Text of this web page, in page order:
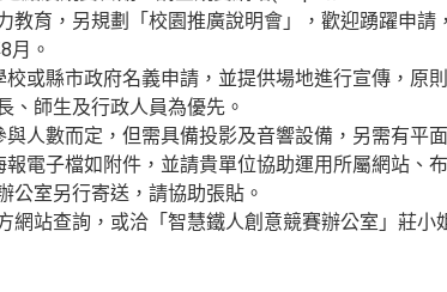
教育，另規劃「校園推廣說明會」，歡迎踴躍申請
月。
或縣市政府名義申請，並提供場地進行宣傳，原
、師生及行政人員為優先。
人數而定，但需具備投影及音響設備，另需有平
電子檔如附件，並請貴單位協助運用所屬網站、
公室另行寄送，請協助張貼。
網站查詢，或洽「智慧鐵人創意競賽辦公室」莊小